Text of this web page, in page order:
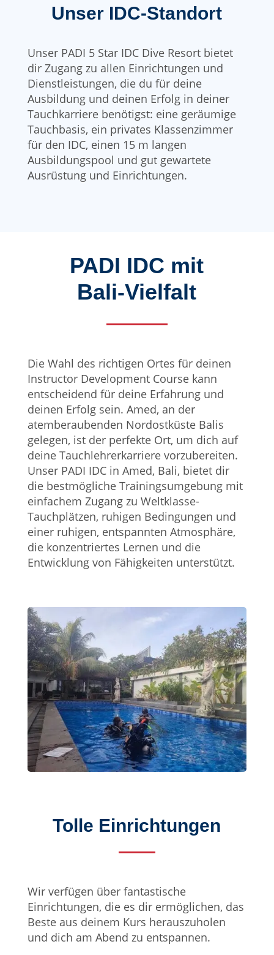
Unser IDC-Standort
Unser PADI 5 Star IDC Dive Resort bietet
dir Zugang zu allen Einrichtungen und
Dienstleistungen, die du für deine
Ausbildung und deinen Erfolg in deiner
Tauchkarriere benötigst: eine geräumige
Tauchbasis, ein privates Klassenzimmer
für den IDC, einen 15 m langen
Ausbildungspool und gut gewartete
Ausrüstung und Einrichtungen.
PADI IDC mit
Bali-Vielfalt
Die Wahl des richtigen Ortes für deinen
Instructor Development Course kann
entscheidend für deine Erfahrung und
deinen Erfolg sein. Amed, an der
atemberaubenden Nordostküste Balis
gelegen, ist der perfekte Ort, um dich auf
deine Tauchlehrerkarriere vorzubereiten.
Unser PADI IDC in Amed, Bali, bietet dir
die bestmögliche Trainingsumgebung mit
einfachem Zugang zu Weltklasse-
Tauchplätzen, ruhigen Bedingungen und
einer ruhigen, entspannten Atmosphäre,
die konzentriertes Lernen und die
Entwicklung von Fähigkeiten unterstützt.
Tolle Einrichtungen
Wir verfügen über fantastische
Einrichtungen, die es dir ermöglichen, das
Beste aus deinem Kurs herauszuholen
und dich am Abend zu entspannen.